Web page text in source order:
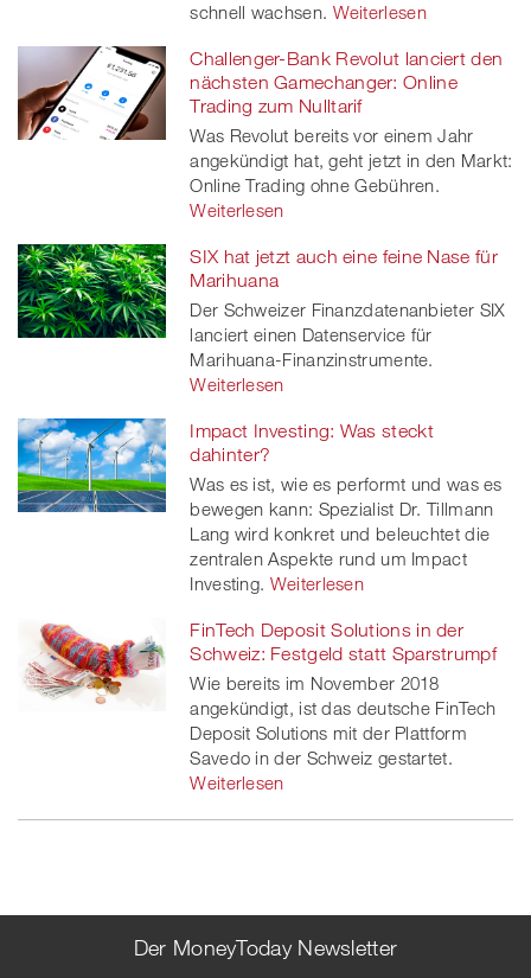
schnell wachsen. Weiterlesen
Challenger-Bank Revolut lanciert den
nächsten Gamechanger: Online
Trading zum Nulltarif
Was Revolut bereits vor einem Jahr
angekündigt hat, geht jetzt in den Markt:
Online Trading ohne Gebühren.
Weiterlesen
SIX hat jetzt auch eine feine Nase für
Marihuana
Der Schweizer Finanzdatenanbieter SIX
lanciert einen Datenservice für
Marihuana-Finanzinstrumente.
Weiterlesen
Impact Investing: Was steckt
dahinter?
Was es ist, wie es performt und was es
bewegen kann: Spezialist Dr. Tillmann
Lang wird konkret und beleuchtet die
zentralen Aspekte rund um Impact
Investing. Weiterlesen
FinTech Deposit Solutions in der
Schweiz: Festgeld statt Sparstrumpf
Wie bereits im November 2018
angekündigt, ist das deutsche FinTech
Deposit Solutions mit der Plattform
Savedo in der Schweiz gestartet.
Weiterlesen
Der MoneyToday Newsletter